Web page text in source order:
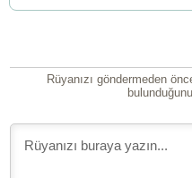
Rüyanızı göndermeden